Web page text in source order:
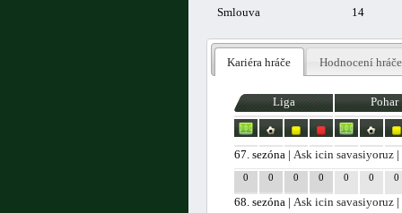
Smlouva
14
Kariéra hráče Hodnocení hráče
Liga Pohar
67. sezóna | Ask icin savasiyoruz
0 0 0 0 0 0 0
68. sezóna | Ask icin savasiyoruz